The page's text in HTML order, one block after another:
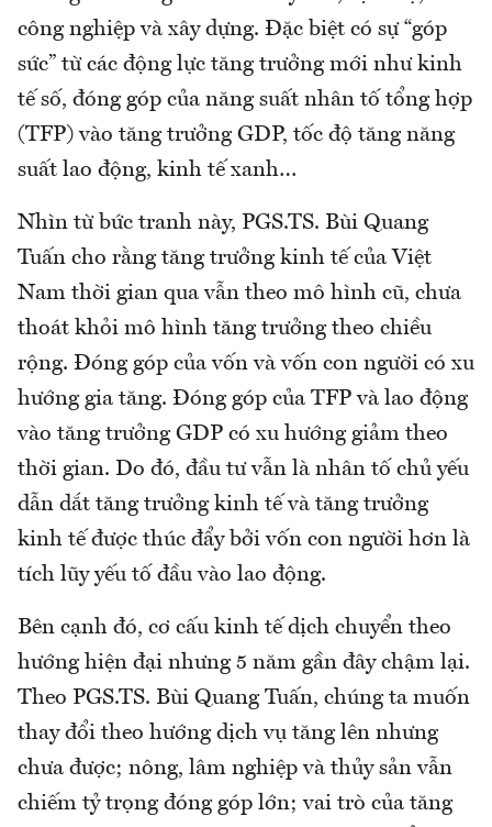
công nghiệp và xây dựng. Đặc biệt có sự “góp
sức” từ các động lực tăng trưởng mới như kinh
tế số, đóng góp của năng suất nhân tố tổng hợp
(TFP) vào tăng trưởng GDP, tốc độ tăng năng
suất lao động, kinh tế xanh…
Nhìn từ bức tranh này, PGS.TS. Bùi Quang
Tuấn cho rằng tăng trưởng kinh tế của Việt
Nam thời gian qua vẫn theo mô hình cũ, chưa
thoát khỏi mô hình tăng trưởng theo chiều
rộng. Đóng góp của vốn và vốn con người có xu
hướng gia tăng. Đóng góp của TFP và lao động
vào tăng trưởng GDP có xu hướng giảm theo
thời gian. Do đó, đầu tư vẫn là nhân tố chủ yếu
dẫn dắt tăng trưởng kinh tế và tăng trưởng
kinh tế được thúc đẩy bởi vốn con người hơn là
tích lũy yếu tố đầu vào lao động.
Bên cạnh đó, cơ cấu kinh tế dịch chuyển theo
hướng hiện đại nhưng 5 năm gần đây chậm lại.
Theo PGS.TS. Bùi Quang Tuấn, chúng ta muốn
thay đổi theo hướng dịch vụ tăng lên nhưng
chưa được; nông, lâm nghiệp và thủy sản vẫn
chiếm tỷ trọng đóng góp lớn; vai trò của tăng